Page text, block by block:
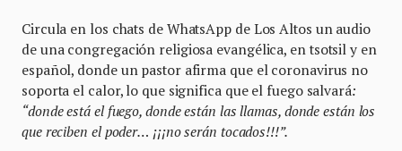
Circula en los chats de WhatsApp de Los Altos un audio
de una congregación religiosa evangélica, en tsotsil y en
español, donde un pastor afirma que el coronavirus no
soporta el calor, lo que significa que el fuego salvará:
“donde está el fuego, donde están las llamas, donde están los
que reciben el poder… ¡¡¡no serán tocados!!!”.